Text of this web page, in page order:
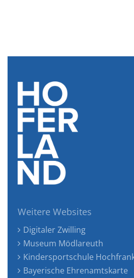
Weitere Websites
Digitaler Zwilling
Museum Mödlareuth
Kindersportschule
Bayerische Ehrenamtskarte